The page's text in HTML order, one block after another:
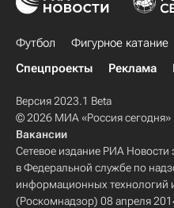
Футбол Фигурное катание
Спецпроекты
Реклама
Версия 2023.1 Beta
© 2026 МИА «Россия сегодня»
Вакансии
Сетевое издание РИА Новости
в Федеральной службе по
информационных технологий
(Роскомнадзор) 08 апреля